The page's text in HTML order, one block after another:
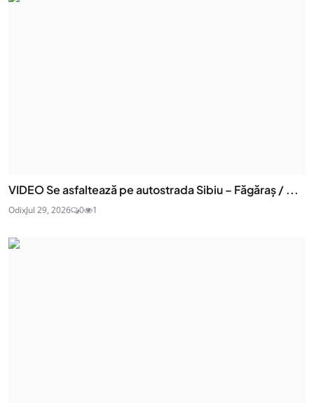
VIDEO Se asfaltează pe autostrada Sibiu – Făgăraș / ...
OdixJul 29, 2026 0 1